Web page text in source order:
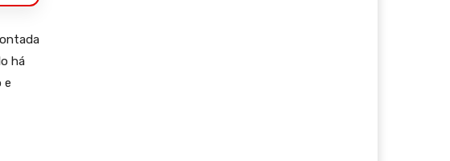
há
e